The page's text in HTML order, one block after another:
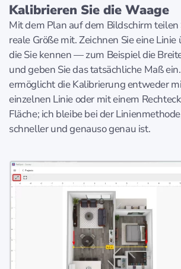
Kalibrieren Sie die Waage
Mit dem Plan auf dem Bildschirm teilen
reale Größe mit. Zeichnen Sie eine Linie
die Sie kennen — zum Beispiel die
und geben Sie das tatsächliche Maß
ermöglicht die Kalibrierung entweder
einzelnen Linie oder mit einem
Fläche; ich bleibe bei der
schneller und genauso genau ist.